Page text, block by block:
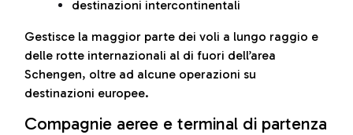
destinazioni intercontinentali
Gestisce la maggior parte dei voli a lungo raggio e
delle rotte internazionali al di fuori dell’area
Schengen, oltre ad alcune operazioni su
destinazioni europee.
Compagnie aeree e terminal di partenza